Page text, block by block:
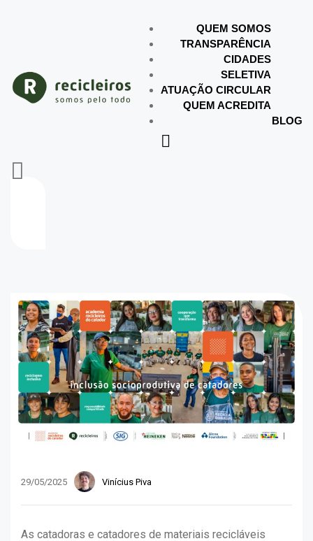
QUEM SOMOS
TRANSPARÊNCIA
CIDADES
SELETIVA
ATUAÇÃO CIRCULAR
QUEM ACREDITA
BLOG
29/05/2025 Vinícius Piva
As catadoras e catadores de materiais recicláveis